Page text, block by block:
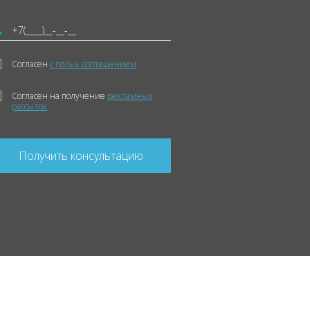
Согласенс польз. соглашением
Согласен на получение рекламных
рассылок
Получить консультацию